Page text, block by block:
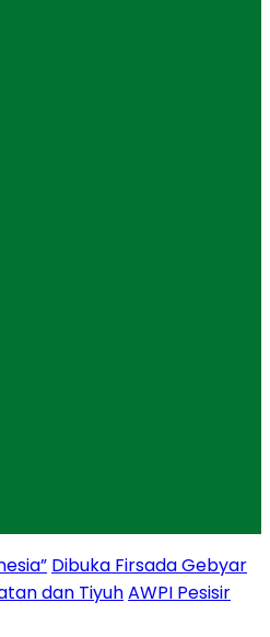
Dibuka Firsada Gebyar
dan TiyuhAWPI Pesisir